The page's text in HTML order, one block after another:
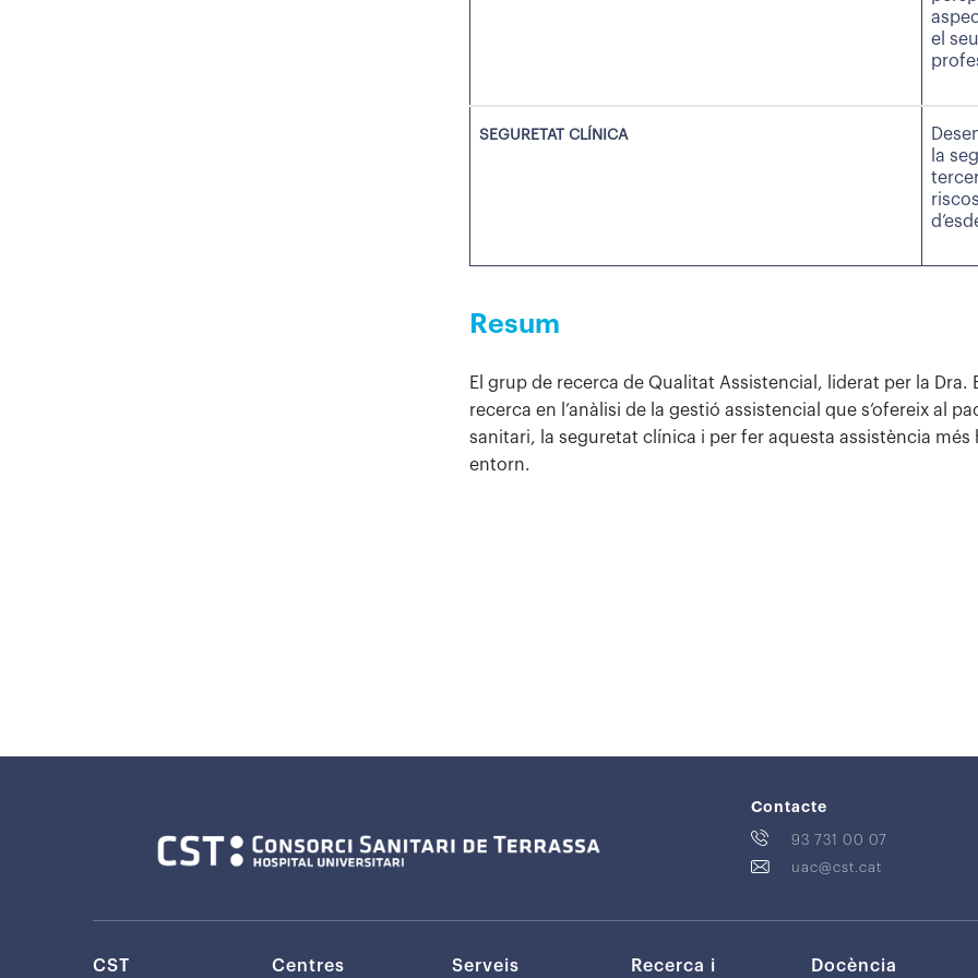
el
SEGURETAT CLÍNICA
la
Resum
El grup de recerca de Qualitat Assistencial, liderat per la
recerca en l’anàlisi de la gestió assistencial que s’ofereix al
sanitari, la seguretat clínica i per fer aquesta assistència
entorn.
Contacte
93 731 00 07
uac@cst.cat
CST Centres Serveis Recerca i Docència